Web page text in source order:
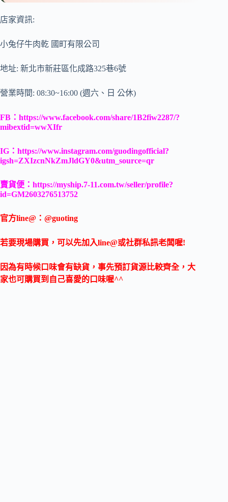
店家資訊:
小兔仔牛肉乾 國町有限公司
地址: 新北市新莊區化成路325巷6號
營業時間: 08:30~16:00 (週六、日 公休)
FB： https://www.facebook.com/share/1B2fiw2287/?
mibextid=wwXIfr
IG： https://www.instagram.com/guodingofficial?
igsh=ZXIzcnNkZmJldGY0&utm_source=qr
賣貨便： https://myship.7-11.com.tw/seller/profile?
id=GM2603276513752
官方line@：@guoting
若要現場購買，可以先加入line@或社群私訊老闆喔!
因為有時候口味會有缺貨，事先預訂貨源比較齊全，大
家也可購買到自己喜愛的口味喔^^